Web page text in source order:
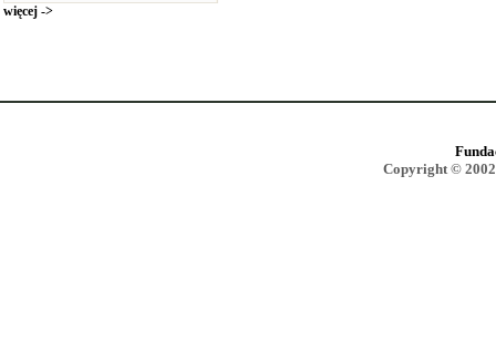
więcej ->
Copyright ©